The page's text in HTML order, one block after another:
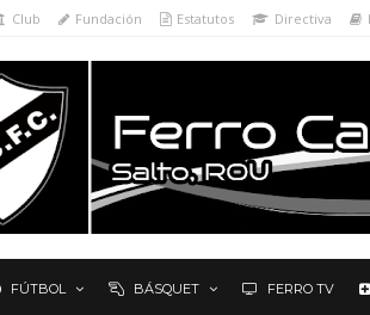
Club Fundación Estatutos Directiva
FÚTBOL BÁSQUET FERRO TV